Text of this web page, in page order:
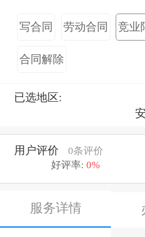
写合同 劳动合同 竞业
合同解除
已选地区:
用户评价
0条评价
好评率: 0%
服务详情